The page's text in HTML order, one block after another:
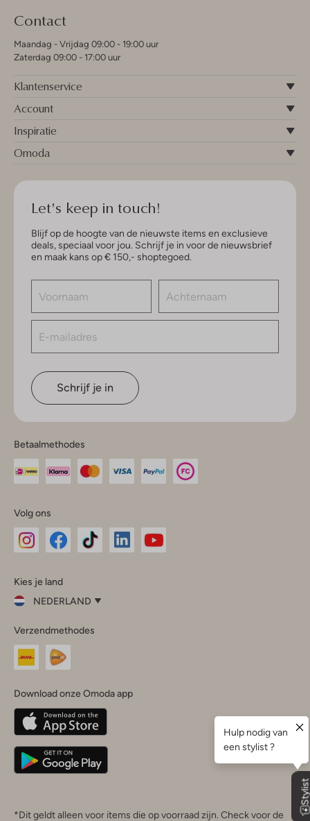
Contact
Maandag - Vrijdag 09:00 - 19:00 uur
Zaterdag 09:00 - 17:00 uur
Klantenservice
Account
Inspiratie
Omoda
Let's keep in touch!
Blijf op de hoogte van de nieuwste items en exclusieve
deals, speciaal voor jou. Schrijf je in voor de nieuwsbrief
en maak kans op € 150,- shoptegoed.
Schrijf je in
Betaalmethodes
Volg ons
InstagramFacebook
Kies je land
NEDERLAND
je
land
Nederland
Belgique(Français)
Deutschland
Verzendmethodes
Download onze Omoda app
*Dit geldt alleen voor items die op voorraad zijn. Check voor de